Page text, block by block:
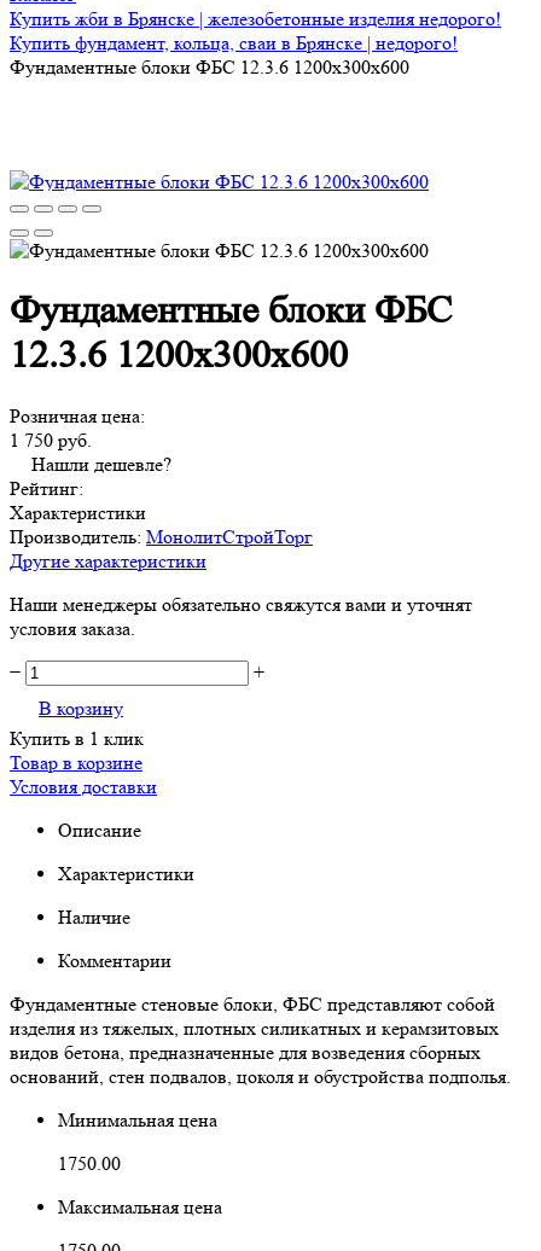
Купить жби в Брянске | железобетонные изделия недорого!
Купить фундамент, кольца, сваи в Брянске | недорого!
Фундаментные блоки ФБС 12.3.6 1200х300х600
Фундаментные блоки ФБС
12.3.6 1200х300х600
Розничная цена:
1 750 руб.
Нашли дешевле?
Рейтинг:
Характеристики
Производитель: МонолитСтройТорг
Другие характеристики
Наши менеджеры обязательно свяжутся вами и уточнят
условия заказа.
−
+
В корзину
Купить в 1 клик
Товар в корзине
Условия доставки
Описание
Характеристики
Наличие
Комментарии
Фундаментные стеновые блоки, ФБС представляют собой
изделия из тяжелых, плотных силикатных и керамзитовых
видов бетона, предназначенные для возведения сборных
оснований, стен подвалов, цоколя и обустройства подполья.
Минимальная цена
1750.00
Максимальная цена